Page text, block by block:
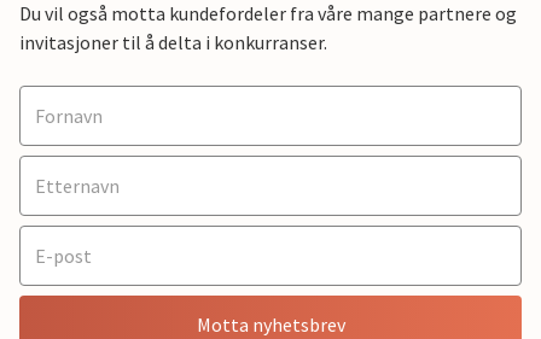
Du vil også motta kundefordeler fra våre mange partnere og
invitasjoner til å delta i konkurranser.
Motta nyhetsbrev